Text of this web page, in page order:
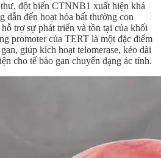
đột biến CTNNB1 xuất hiện khá
dẫn đến hoạt hóa bất thường con
trợ sự phát triển và tồn tại của khối
promoter của TERT là một đặc điểm
giúp kích hoạt telomerase, kéo dài
cho tế bào gan chuyển dạng ác tính.